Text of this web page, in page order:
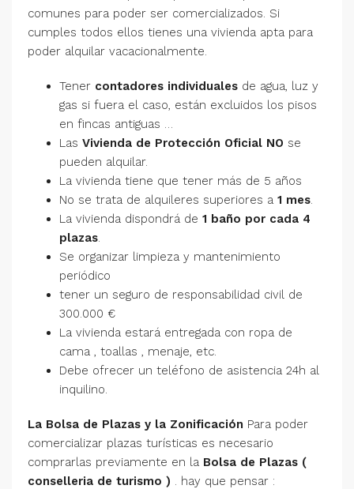
comunes para poder ser comercializados. Si
cumples todos ellos tienes una vivienda apta para
poder alquilar vacacionalmente.
Tener contadores individuales de agua, luz y
gas si fuera el caso, están excluidos los pisos
en fincas antiguas …
Las Vivienda de Protección Oficial NO se
pueden alquilar.
La vivienda tiene que tener más de 5 años
No se trata de alquileres superiores a 1 mes.
La vivienda dispondrá de 1 baño por cada 4
plazas.
Se organizar limpieza y mantenimiento
periódico
tener un seguro de responsabilidad civil de
300.000 €
La vivienda estará entregada con ropa de
cama , toallas , menaje, etc.
Debe ofrecer un teléfono de asistencia 24h al
inquilino.
La Bolsa de Plazas y la Zonificación Para poder
comercializar plazas turísticas es necesario
comprarlas previamente en la Bolsa de Plazas (
conselleria de turismo ) . hay que pensar :